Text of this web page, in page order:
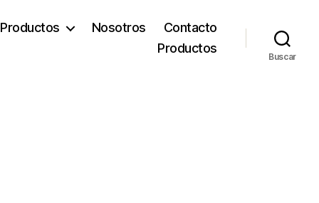
Productos Nosotros
Contacto
Productos
Buscar